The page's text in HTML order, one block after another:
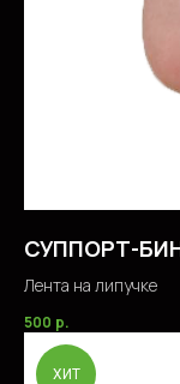
СУППОРТ-
Лента на липучке
500 р.
ХИТ